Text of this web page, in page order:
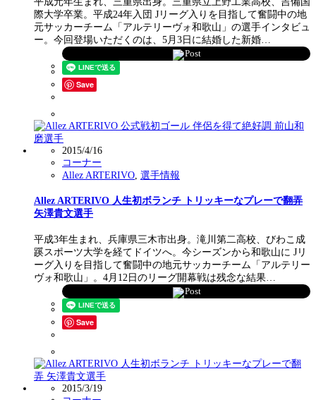
際大学卒業。平成24年入団 Jリーグ入りを目指して奮闘中の地
元サッカーチーム「アルテリーヴォ和歌山」の選手インタビュ
ー。今回登場いただくのは、5月3日に結婚した新婚…
Post
Save
2015/4/16
コーナー
Allez ARTERIVO 選手情報
Allez ARTERIVO 人生初ボランチ トリッキーなプレーで翻弄
矢澤貴文選手
平成3年生まれ、兵庫県三木市出身。滝川第二高校、びわこ成
蹊スポーツ大学を経てドイツへ。今シーズンから和歌山に Jリ
ーグ入りを目指して奮闘中の地元サッカーチーム「アルテリー
ヴォ和歌山」。4月12日のリーグ開幕戦は残念な結果…
Post
Save
2015/3/19